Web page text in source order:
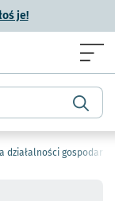
je!- otworzy się w
Poradnik
działalności